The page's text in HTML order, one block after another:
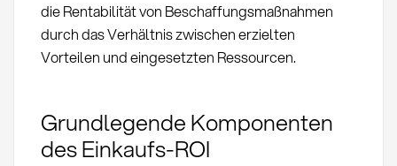
die Rentabilität von Beschaffungsmaßnahmen
durch das Verhältnis zwischen erzielten
Vorteilen und eingesetzten Ressourcen.
Grundlegende Komponenten
des Einkaufs-ROI